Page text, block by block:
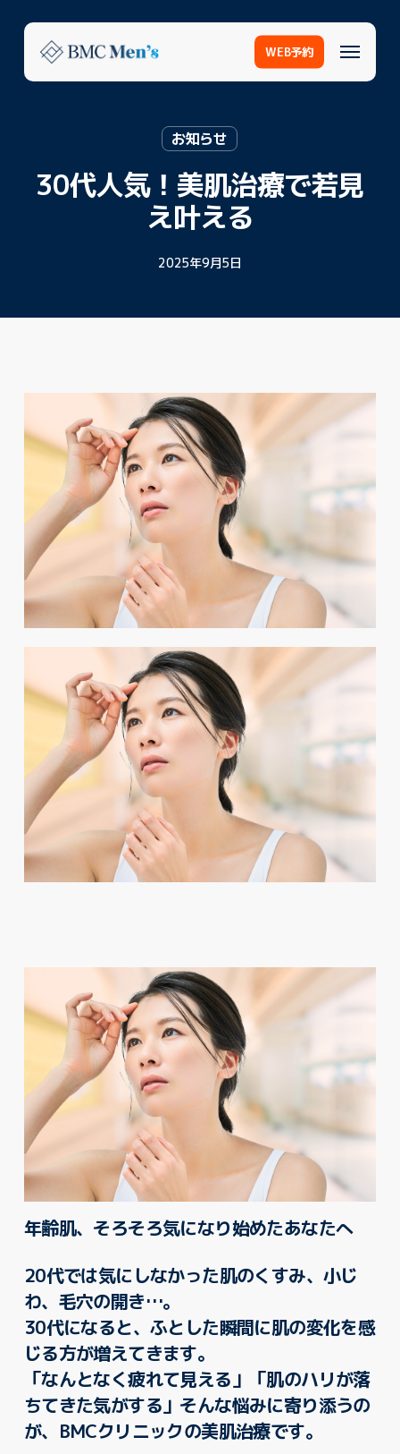
content
WEB予約 Menu
お知らせ
30代人気！美肌治療で若見
え叶える
2025年9月5日
年齢肌、そろそろ気になり始めたあなたへ
20代では気にしなかった肌のくすみ、小じ
わ、毛穴の開き…。
30代になると、ふとした瞬間に肌の変化を感
じる方が増えてきます。
「なんとなく疲れて見える」「肌のハリが落
ちてきた気がする」そんな悩みに寄り添うの
が、BMCクリニックの美肌治療です。